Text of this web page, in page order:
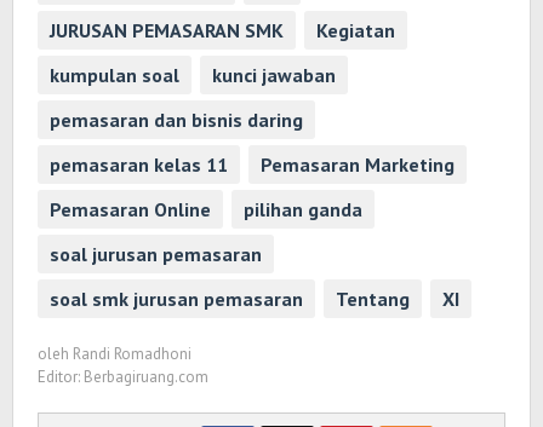
JURUSAN PEMASARAN SMK
Kegiatan
kumpulan soal
kunci jawaban
pemasaran dan bisnis daring
pemasaran kelas 11
Pemasaran Marketing
Pemasaran Online
pilihan ganda
soal jurusan pemasaran
soal smk jurusan pemasaran
Tentang XI
oleh Randi Romadhoni
Editor: Berbagiruang.com